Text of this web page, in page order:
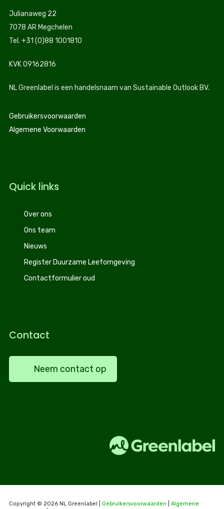
Julianaweg 22
7078 AR Megchelen
Tel. +31 (0)88 1001810
KVK 09162816
NL Greenlabel is een handelsnaam van Sustainable Outlook BV.
Gebruikersvoorwaarden
Algemene Voorwaarden
Quick links
Over ons
Ons team
Nieuws
Register Duurzame Leefomgeving
Contactformulier oud
Contact
Neem contact op
Copyright © 2026 NL Greenlabel | Gebruikersvoorwaarden
Algemene